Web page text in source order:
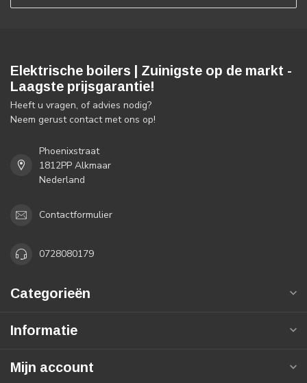
Elektrische boilers | Zuinigste op de markt -
Laagste prijsgarantie!
Heeft u vragen, of advies nodig?
Neem gerust contact met ons op!
Phoenixstraat
1812PP Alkmaar
Nederland
Contactformulier
0728080179
Categorieën
Informatie
Mijn account